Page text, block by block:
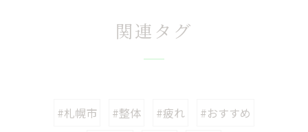
関連タグ
#札幌市 #整体 #疲れ
#おすすめ